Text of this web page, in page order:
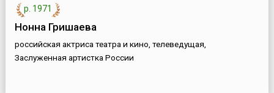
р. 1971
Нонна Гришаева
российская актриса театра и кино, телеведущая,
Заслуженная артистка России